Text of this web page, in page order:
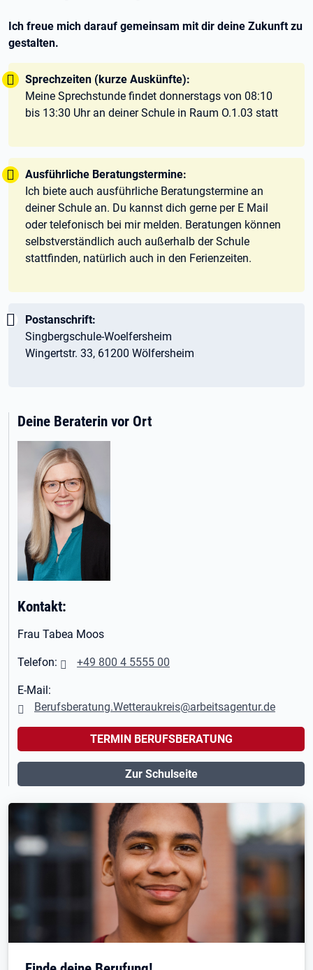
Ich freue mich darauf gemeinsam mit dir deine Zukunft zu
gestalten.
Tipp:
Sprechzeiten (kurze Auskünfte):
Meine Sprechstunde findet donnerstags von 08:10
bis 13:30 Uhr an deiner Schule in Raum O.1.03 statt
Tipp:
Ausführliche Beratungstermine:
Ich biete auch ausführliche Beratungstermine an
deiner Schule an. Du kannst dich gerne per E Mail
oder telefonisch bei mir melden. Beratungen können
selbstverständlich auch außerhalb der Schule
stattfinden, natürlich auch in den Ferienzeiten.
Wichtig:
Postanschrift:
Singbergschule-Woelfersheim
Wingertstr. 33, 61200 Wölfersheim
Deine Beraterin vor Ort
Kontakt:
Frau Tabea Moos
Telefon: +49 800 4 5555 00
E-Mail:
Berufsberatung.Wetteraukreis@arbeitsagentur.de
TERMIN BERUFSBERATUNG
Zur Schulseite